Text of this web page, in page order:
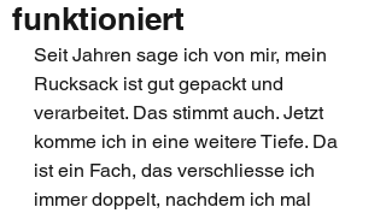
funktioniert
Seit Jahren sage ich von mir, mein
Rucksack ist gut gepackt und
verarbeitet. Das stimmt auch. Jetzt
komme ich in eine weitere Tiefe. Da
ist ein Fach, das verschliesse ich
immer doppelt, nachdem ich mal